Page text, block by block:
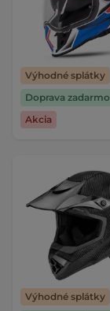
Výhodné splátky
Doprava zadarmo
Akcia
Výhodné splátky